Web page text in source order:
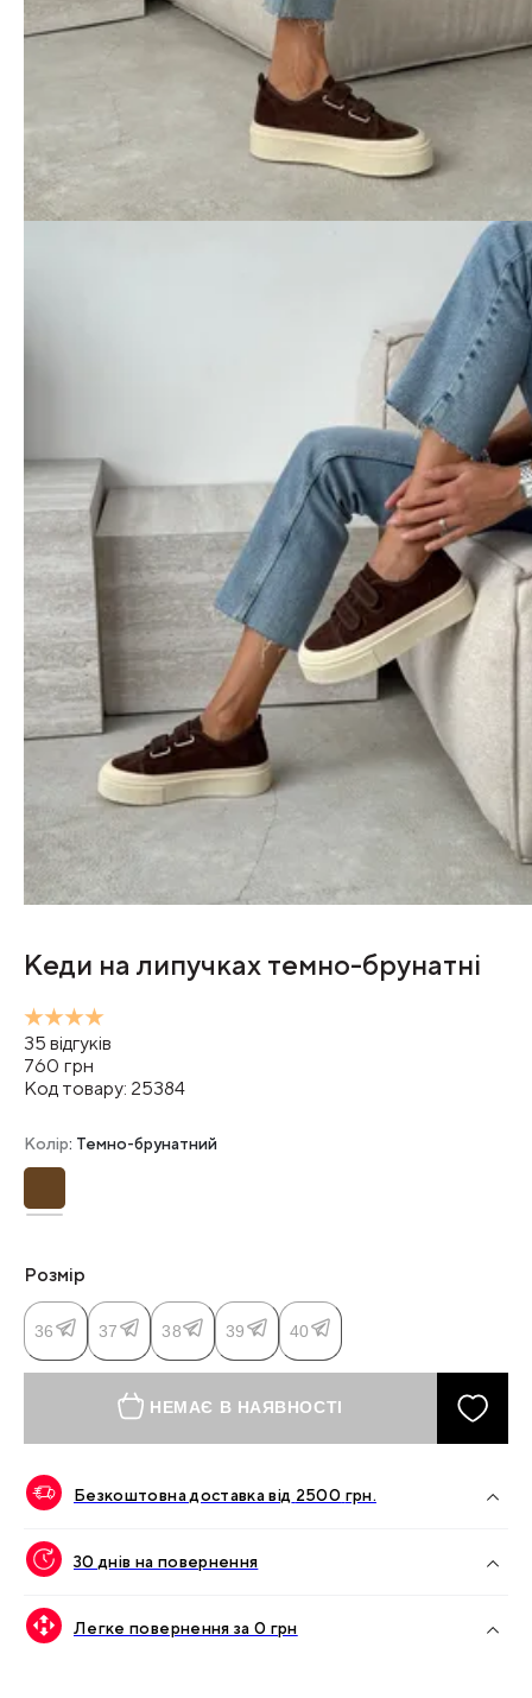
Кеди на липучках темно-брунатні
35 відгуків
760 грн
Код товару: 25384
Колір: Темно-брунатний
Розмір
36 37 38 39 40
НЕМАЄ В НАЯВНОСТІ
Безкоштовна доставка від 2500 грн.
30 днів на повернення
Легке повернення за 0 грн